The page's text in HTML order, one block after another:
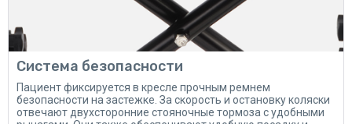
Система безопасности
Пациент фиксируется в кресле прочным ремнем
безопасности на застежке. За скорость и остановку коляски
отвечают двухсторонние стояночные тормоза с удобными